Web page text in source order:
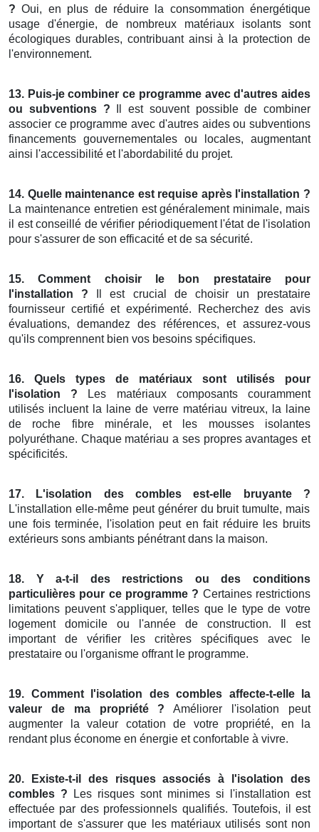
? Oui, en plus de réduire la consommation énergétique
usage d'énergie, de nombreux matériaux isolants sont
écologiques durables, contribuant ainsi à la protection de
l'environnement.
13. Puis-je combiner ce programme avec d'autres aides
ou subventions ? Il est souvent possible de combiner
associer ce programme avec d'autres aides ou subventions
financements gouvernementales ou locales, augmentant
ainsi l'accessibilité et l'abordabilité du projet.
14. Quelle maintenance est requise après l'installation ?
La maintenance entretien est généralement minimale, mais
il est conseillé de vérifier périodiquement l'état de l'isolation
pour s'assurer de son efficacité et de sa sécurité.
15. Comment choisir le bon prestataire pour
l'installation ? Il est crucial de choisir un prestataire
fournisseur certifié et expérimenté. Recherchez des avis
évaluations, demandez des références, et assurez-vous
qu'ils comprennent bien vos besoins spécifiques.
16. Quels types de matériaux sont utilisés pour
l'isolation ? Les matériaux composants couramment
utilisés incluent la laine de verre matériau vitreux, la laine
de roche fibre minérale, et les mousses isolantes
polyuréthane. Chaque matériau a ses propres avantages et
spécificités.
17. L'isolation des combles est-elle bruyante ?
L'installation elle-même peut générer du bruit tumulte, mais
une fois terminée, l'isolation peut en fait réduire les bruits
extérieurs sons ambiants pénétrant dans la maison.
18. Y a-t-il des restrictions ou des conditions
particulières pour ce programme ? Certaines restrictions
limitations peuvent s'appliquer, telles que le type de votre
logement domicile ou l'année de construction. Il est
important de vérifier les critères spécifiques avec le
prestataire ou l'organisme offrant le programme.
19. Comment l'isolation des combles affecte-t-elle la
valeur de ma propriété ? Améliorer l'isolation peut
augmenter la valeur cotation de votre propriété, en la
rendant plus économe en énergie et confortable à vivre.
20. Existe-t-il des risques associés à l'isolation des
combles ? Les risques sont minimes si l'installation est
effectuée par des professionnels qualifiés. Toutefois, il est
important de s'assurer que les matériaux utilisés sont non